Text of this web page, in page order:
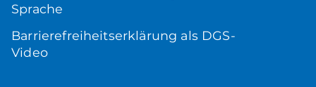
Sprache
Barrierefreiheitserklärung als DGS-
Video